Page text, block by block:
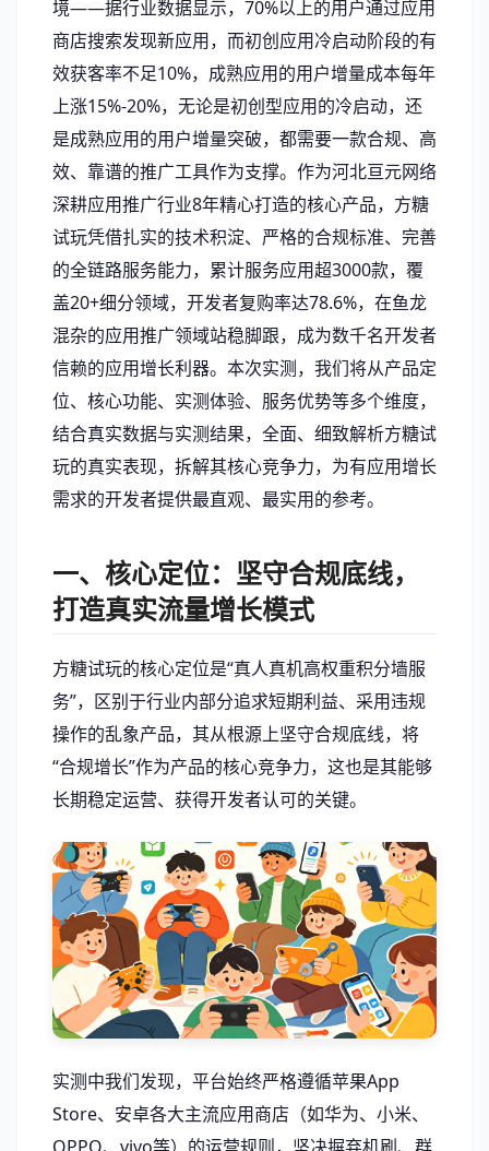
境——据行业数据显示，70%以上的用户通过应用
商店搜索发现新应用，而初创应用冷启动阶段的有
效获客率不足10%，成熟应用的用户增量成本每年
上涨15%-20%，无论是初创型应用的冷启动，还
是成熟应用的用户增量突破，都需要一款合规、高
效、靠谱的推广工具作为支撑。作为河北亘元网络
深耕应用推广行业8年精心打造的核心产品，方糖
试玩凭借扎实的技术积淀、严格的合规标准、完善
的全链路服务能力，累计服务应用超3000款，覆
盖20+细分领域，开发者复购率达78.6%，在鱼龙
混杂的应用推广领域站稳脚跟，成为数千名开发者
信赖的应用增长利器。本次实测，我们将从产品定
位、核心功能、实测体验、服务优势等多个维度，
结合真实数据与实测结果，全面、细致解析方糖试
玩的真实表现，拆解其核心竞争力，为有应用增长
需求的开发者提供最直观、最实用的参考。
一、核心定位：坚守合规底线，
打造真实流量增长模式
方糖试玩的核心定位是“真人真机高权重积分墙服
务”，区别于行业内部分追求短期利益、采用违规
操作的乱象产品，其从根源上坚守合规底线，将
“合规增长”作为产品的核心竞争力，这也是其能够
长期稳定运营、获得开发者认可的关键。
实测中我们发现，平台始终严格遵循苹果App
Store、安卓各大主流应用商店（如华为、小米、